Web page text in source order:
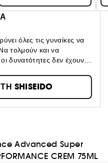
όλες τις γυναίκες να
τολμούν και να
δυνατότητες δεν έχουν
SHISEIDO
Advanced Super
CREM 75ML